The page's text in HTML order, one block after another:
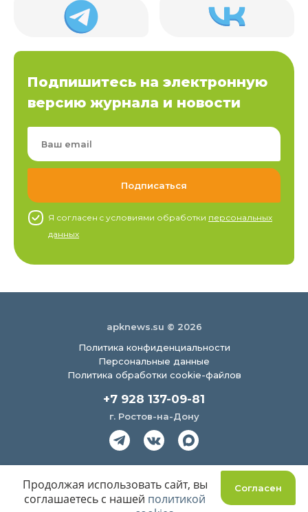
Подпишитесь на электронную
версию журнала и новости
Я согласен c условиями обработки персональных
данных
apknews.su © 2026
Политика конфиденциальности
Персональные данные
Политика обработки cookie-файлов
+7 928 137-09-81
г. Ростов-на-Дону
Согласен
Продолжая использовать сайт, вы
соглашаетесь с нашей политикой